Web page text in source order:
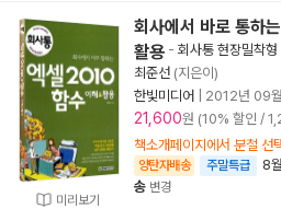
미리보기
회사에서 바로 통하
활용 -회사통 현장밀착
최준선 (지은이)
한빛미디어
2012년 09월
21,600원 (10% 할인 /
책소개페이지에서 분철 선
양탄자배송 주말특급 8
송 변경